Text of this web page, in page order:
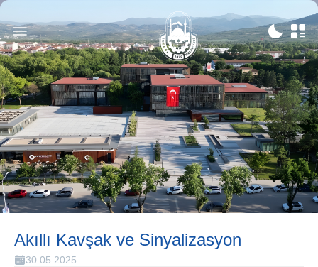
Akıllı Kavşak ve Sinyalizasyon
30.05.2025